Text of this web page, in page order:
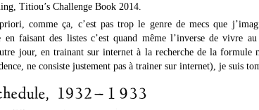
Titiou’s Challenge Book 2014.
comme ça, c’est pas trop le genre de mecs que
en faisant des listes c’est quand même l’inverse de vivre
jour, en trainant sur internet à la recherche de la
ne consiste justement pas à trainer sur internet), je suis